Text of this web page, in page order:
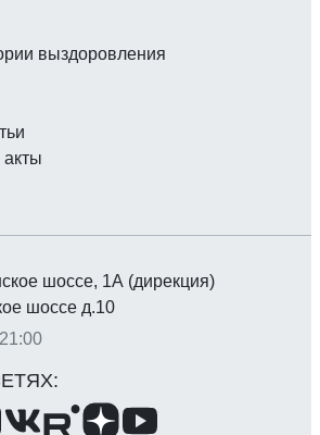
шоссе, 1А (дирекция)
шоссе д.10
выздоровления